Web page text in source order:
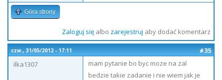
Góra strony
Zaloguj sięalbo zarejestruj aby dodać komentarz
czw., 31/05/2012 - 17:11
#35
ilka1307
mam pytanie bo byc moze na zal
bedzie takie zadanie i nie wiem jak je